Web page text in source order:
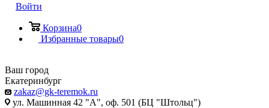
Войти
Корзина0
Избранные товары0
Ваш город
Екатеринбург
zakaz@gk-teremok.ru
ул. Машинная 42 "А", оф. 501 (БЦ "Штольц")